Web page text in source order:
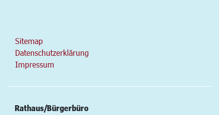
Sitemap
Datenschutzerklärung
Impressum
Rathaus/Bürgerbüro